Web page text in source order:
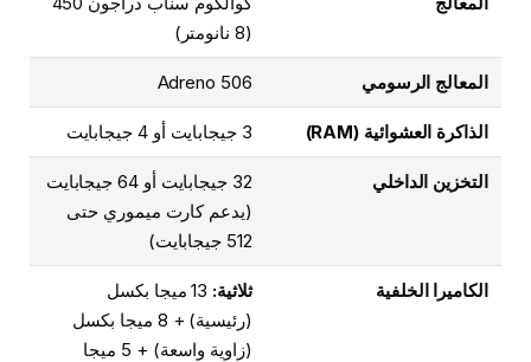
(8 نانومتر)
المعالج الرسومي Adreno 506
الذاكرة العشوائية (RAM) 3 جيجابايت أو 4 جيجابايت
التخزين الداخلي
32 جيجابايت أو 64 جيجابايت
(يدعم كارت ميموري حتى
512 جيجابايت)
الكاميرا الخلفية ثلاثية:
13 ميجا بكسل
(رئيسية) + 8 ميجا بكسل
(زاوية واسعة) + 5 ميجا